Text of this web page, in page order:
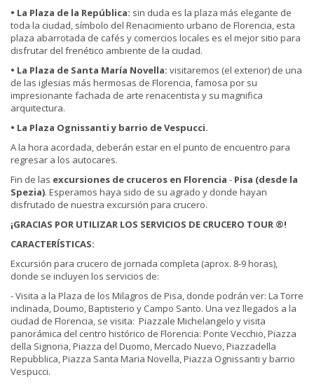
• La Plaza de la República: sin duda es la plaza más elegante de
toda la ciudad, símbolo del Renacimiento urbano de Florencia, esta
plaza abarrotada de cafés y comercios locales es el mejor sitio para
disfrutar del frenético ambiente de la ciudad.
• La Plaza de Santa María Novella: visitaremos (el exterior) de una
de las iglesias más hermosas de Florencia, famosa por su
impresionante fachada de arte renacentista y su magnifica
arquitectura.
• La Plaza Ognissanti y barrio de Vespucci.
A la hora acordada, deberán estar en el punto de encuentro para
regresar a los autocares.
Fin de las excursiones de cruceros en Florencia - Pisa (desde la
Spezia). Esperamos haya sido de su agrado y donde hayan
disfrutado de nuestra excursión para crucero.
¡GRACIAS POR UTILIZAR LOS SERVICIOS DE CRUCERO TOUR ®!
CARACTERÍSTICAS:
Excursión para crucero de jornada completa (aprox. 8-9 horas),
donde se incluyen los servicios de:
- Visita a la Plaza de los Milagros de Pisa, donde podrán ver: La Torre
inclinada, Doumo, Baptisterio y Campo Santo. Una vez llegados a la
ciudad de Florencia, se visita: Piazzale Michelangelo y visita
panorámica del centro histórico de Florencia: Ponte Vecchio, Piazza
della Signoria, Piazza del Duomo, Mercado Nuevo, Piazzadella
Repubblica, Piazza Santa Maria Novella, Piazza Ognissanti y barrio
Vespucci.